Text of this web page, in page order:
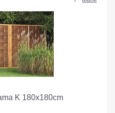
K 180x180cm